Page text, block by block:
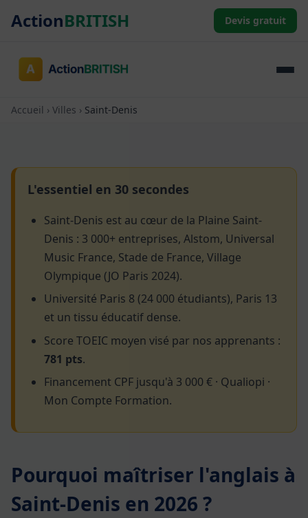
ActionBRITISH Devis gratuit
Accueil › Villes › Saint-Denis
L'essentiel en 30 secondes
Saint-Denis est au cœur de la Plaine Saint-
Denis : 3 000+ entreprises, Alstom, Universal
Music France, Stade de France, Village
Olympique (JO Paris 2024).
Université Paris 8 (24 000 étudiants), Paris 13
et un tissu éducatif dense.
Score TOEIC moyen visé par nos apprenants :
781 pts.
Financement CPF jusqu'à 3 000 € · Qualiopi ·
Mon Compte Formation.
Pourquoi maîtriser l'anglais à
Saint-Denis en 2026 ?